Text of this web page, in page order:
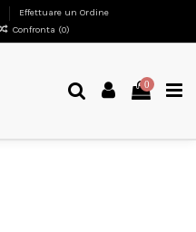
Effettuare un Ordine
Confronta (0)
0